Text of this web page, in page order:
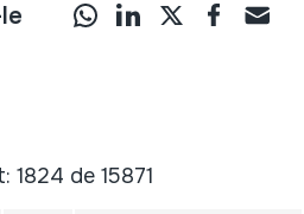
1824 de 15871